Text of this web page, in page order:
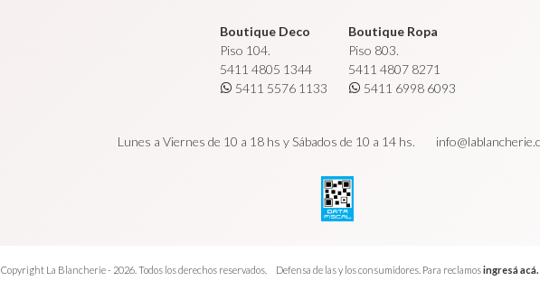
Boutique Deco
Piso 104.
5411 4805 1344
5411 5576 1133
Boutique Ropa
Piso 803.
5411 4807 8271
5411 6998 6093
Lunes a Viernes de 10 a 18 hs y Sábados de 10 a 14 hs.
Copyright La Blancherie - 2026. Todos los derechos reservados. Defensa de las y los consumidores. Para reclamosingresá acá.